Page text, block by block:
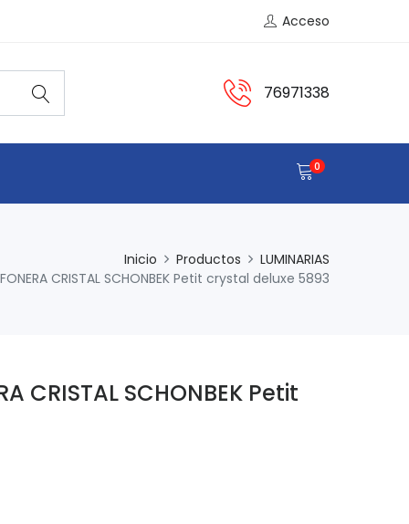
Acceso
76971338
0
Inicio Productos
LUMINARIAS
CRISTAL SCHONBEK Petit crystal deluxe 5893
CRISTAL SCHONBEK Petit